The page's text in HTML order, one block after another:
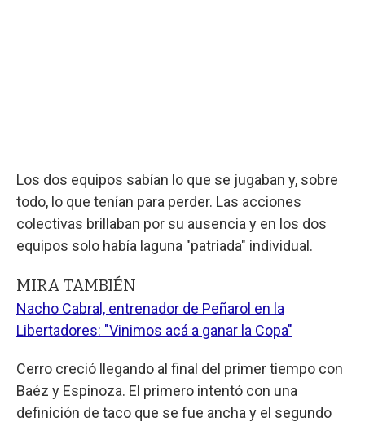
Los dos equipos sabían lo que se jugaban y, sobre
todo, lo que tenían para perder. Las acciones
colectivas brillaban por su ausencia y en los dos
equipos solo había laguna "patriada" individual.
MIRA TAMBIÉN
Nacho Cabral, entrenador de Peñarol en la
Libertadores: "Vinimos acá a ganar la Copa"
Cerro creció llegando al final del primer tiempo con
Baéz y Espinoza. El primero intentó con una
definición de taco que se fue ancha y el segundo